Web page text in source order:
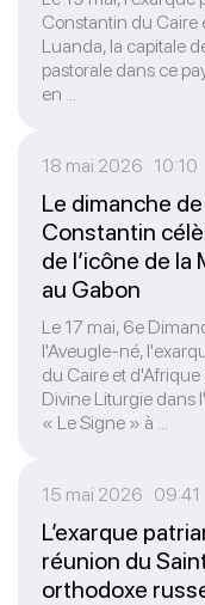
Constantin du Caire
Luanda, la capitale
pastorale dans ce
en ...
18 mai 2026 10:10
Le dimanche
Constantin
de l’icône de
au Gabon
Le 17 mai, 6e
l'Aveugle-né,
du Caire et
Divine Liturgie dans
« Le Signe » à ...
15 mai 2026 09:41
L’exarque
réunion du
orthodoxe